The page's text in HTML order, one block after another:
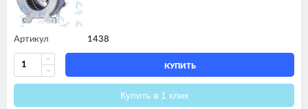
Артикул 1438
КУПИТЬ
Купить в 1 клик